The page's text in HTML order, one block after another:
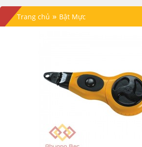
Trang chủ » Bật Mực